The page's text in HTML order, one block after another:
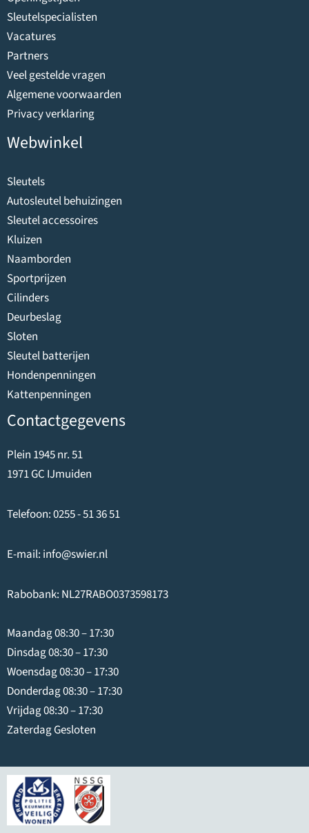
Sleutelspecialisten
Vacatures
Partners
Veel gestelde vragen
Algemene voorwaarden
Privacy verklaring
Webwinkel
Sleutels
Autosleutel behuizingen
Sleutel accessoires
Kluizen
Naamborden
Sportprijzen
Cilinders
Deurbeslag
Sloten
Sleutel batterijen
Hondenpenningen
Kattenpenningen
Contactgegevens
Plein 1945 nr. 51
1971 GC IJmuiden
Telefoon:0255 - 51 36 51
E-mail: info@swier.nl
Rabobank: NL27RABO0373598173
Maandag 08:30 – 17:30
Dinsdag 08:30 – 17:30
Woensdag 08:30 – 17:30
Donderdag 08:30 – 17:30
Vrijdag 08:30 – 17:30
Zaterdag Gesloten